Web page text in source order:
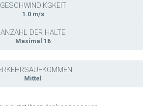
GESCHWINDIKGKEIT
1.0 m/s
ANZAHL DER HALTE
Maximal 16
Mittel